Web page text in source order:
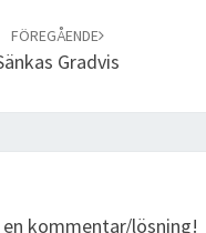
FÖREGÅENDE
Gradvis
kommentar/lösning!